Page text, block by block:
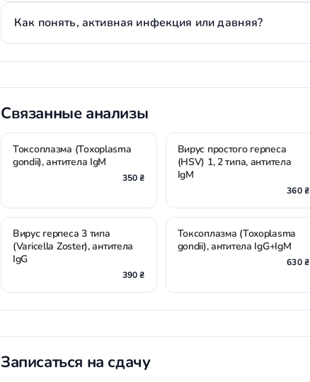
Как понять, активная инфекция или давняя?
Связанные анализы
Токсоплазма (Toxoplasma
gondii), антитела IgМ
350 ₴
Вирус простого герпеса
(HSV) 1, 2 типа, антитела
IgM
360 ₴
Вирус герпеса 3 типа
(Varicella Zoster), антитела
IgG
390 ₴
Токсоплазма (Toxoplasma
gondii), антитела IgG+IgM
630 ₴
Записаться на сдачу